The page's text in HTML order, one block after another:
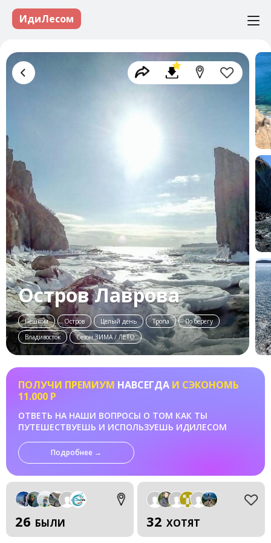
ИдиЛесом
Остров Лаврова
Пешком Остров Целый день Тропа
По берегу
Владивосток
Сезон ЗИМА / ЛЕТО
ПОЛУЧИ ПРЕМИУМ НАВСЕГДА И СЭКОНОМЬ
11.000 Р
ОТВЕТЬ НА НАШИ ВОПРОСЫ О ТОМ КАК ТЫ
ПУТЕШЕСТВУЕШЬ И ИСПОЛЬЗУЕШЬ ИДИЛЕСОМ
Подробнее →
26 БЫЛИ 32 ХОТЯТ